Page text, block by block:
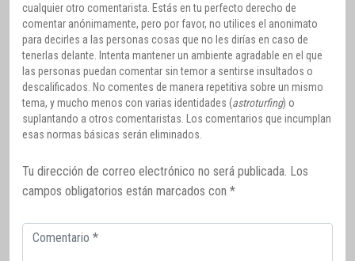
cualquier otro comentarista. Estás en tu perfecto derecho de
comentar anónimamente, pero por favor, no utilices el anonimato
para decirles a las personas cosas que no les dirías en caso de
tenerlas delante. Intenta mantener un ambiente agradable en el que
las personas puedan comentar sin temor a sentirse insultados o
descalificados. No comentes de manera repetitiva sobre un mismo
tema, y mucho menos con varias identidades (astroturfing) o
suplantando a otros comentaristas. Los comentarios que incumplan
esas normas básicas serán eliminados.
Tu dirección de correo electrónico no será publicada. Los
campos obligatorios están marcados con *
Comentario